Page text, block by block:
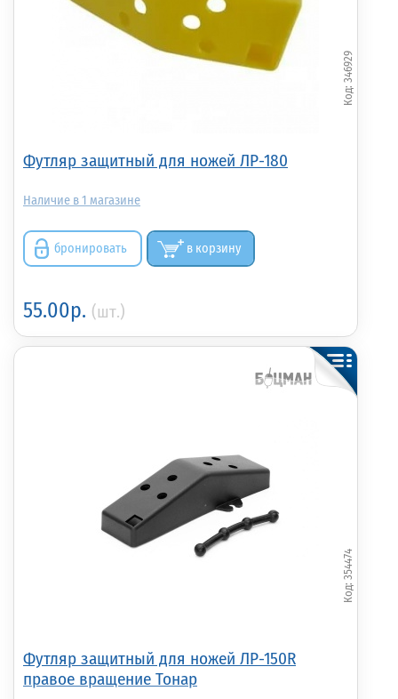
Футляр защитный для ножей ЛР-180
346929
1
бронировать в корзину
55.00р. (шт.)
Футляр защитный для ножей ЛР-150R
правое вращение Тонар
354474